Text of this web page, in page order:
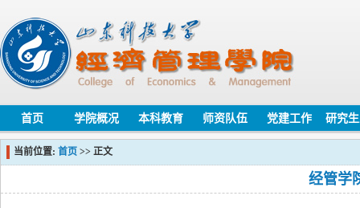
首页 学院概况 本科教育 师资队伍 党建工作 研究
当前位置: 首页 >> 正文
经管学